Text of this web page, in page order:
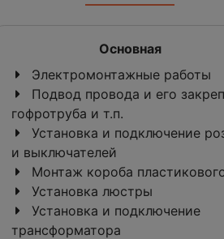
Основная
Электромонтажные работы
Подвод провода и его
гофротруба и т.п.
Установка и подключение
и выключателей
Монтаж короба
Установка люстры
Установка и подключение
трансформатора